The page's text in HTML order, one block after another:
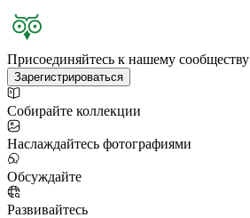
Присоединяйтесь к нашему сообществу
Зарегистрироваться
Собирайте коллекции
Наслаждайтесь фотографиями
Обсуждайте
Развивайтесь